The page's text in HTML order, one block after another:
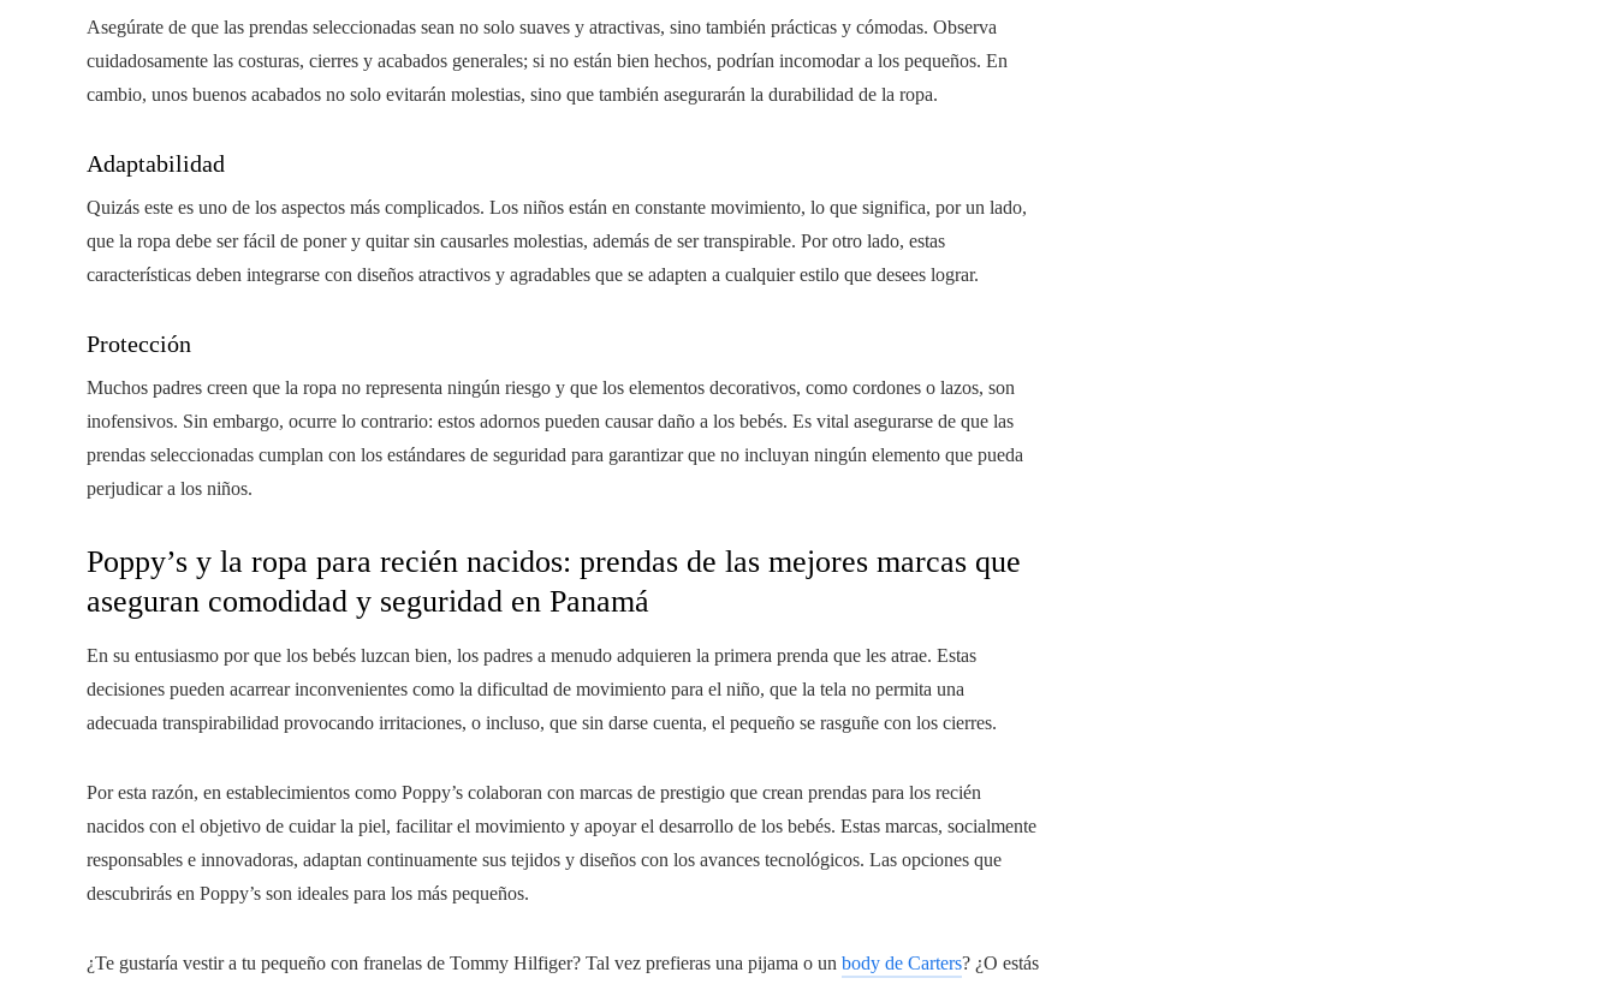
Asegúrate de que las prendas seleccionadas sean no solo suaves y atractivas, sino también prácticas y cómodas. Observa
cuidadosamente las costuras, cierres y acabados generales; si no están bien hechos, podrían incomodar a los pequeños. En
cambio, unos buenos acabados no solo evitarán molestias, sino que también asegurarán la durabilidad de la ropa.
Adaptabilidad
Quizás este es uno de los aspectos más complicados. Los niños están en constante movimiento, lo que significa, por un lado,
que la ropa debe ser fácil de poner y quitar sin causarles molestias, además de ser transpirable. Por otro lado, estas
características deben integrarse con diseños atractivos y agradables que se adapten a cualquier estilo que desees lograr.
Protección
Muchos padres creen que la ropa no representa ningún riesgo y que los elementos decorativos, como cordones o lazos, son
inofensivos. Sin embargo, ocurre lo contrario: estos adornos pueden causar daño a los bebés. Es vital asegurarse de que las
prendas seleccionadas cumplan con los estándares de seguridad para garantizar que no incluyan ningún elemento que pueda
perjudicar a los niños.
Poppy’s y la ropa para recién nacidos: prendas de las mejores marcas que
aseguran comodidad y seguridad en Panamá
En su entusiasmo por que los bebés luzcan bien, los padres a menudo adquieren la primera prenda que les atrae. Estas
decisiones pueden acarrear inconvenientes como la dificultad de movimiento para el niño, que la tela no permita una
adecuada transpirabilidad provocando irritaciones, o incluso, que sin darse cuenta, el pequeño se rasguñe con los cierres.
Por esta razón, en establecimientos como Poppy’s colaboran con marcas de prestigio que crean prendas para los recién
nacidos con el objetivo de cuidar la piel, facilitar el movimiento y apoyar el desarrollo de los bebés. Estas marcas, socialmente
responsables e innovadoras, adaptan continuamente sus tejidos y diseños con los avances tecnológicos. Las opciones que
descubrirás en Poppy’s son ideales para los más pequeños.
¿Te gustaría vestir a tu pequeño con franelas de Tommy Hilfiger? Tal vez prefieras una pijama o un body de Carters? ¿O estás